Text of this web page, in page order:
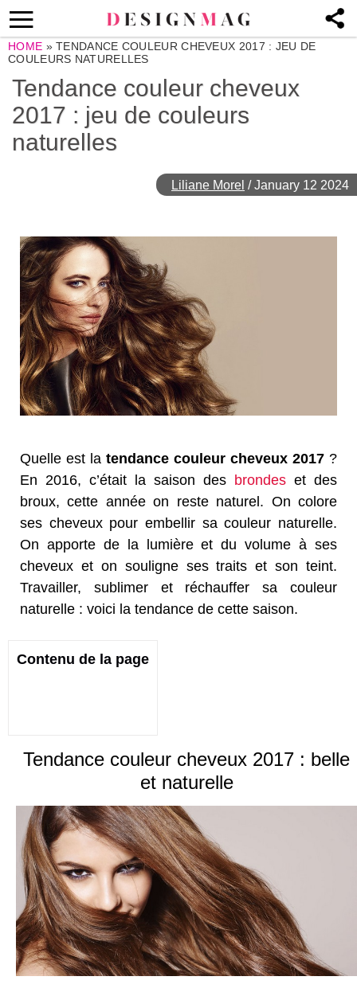
HOME »TENDANCE COULEUR CHEVEUX 2017 : JEU DE
COULEURS NATURELLES
Tendance couleur cheveux
2017 : jeu de couleurs
naturelles
Liliane Morel /January 12 2024
Quelle est la tendance couleur cheveux 2017 ?
En 2016, c’était la saison des brondes et des
broux, cette année on reste naturel. On colore
ses cheveux pour embellir sa couleur naturelle.
On apporte de la lumière et du volume à ses
cheveux et on souligne ses traits et son teint.
Travailler, sublimer et réchauffer sa couleur
naturelle : voici la tendance de cette saison.
Contenu de la page
Tendance couleur cheveux 2017 : belle
et naturelle